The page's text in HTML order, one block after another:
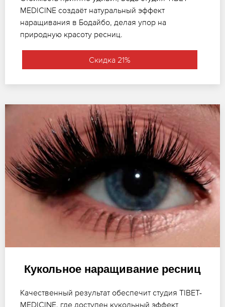
MEDICINE создаёт натуральный эффект
наращивания в Бодайбо, делая упор на
природную красоту ресниц.
Скидка 21%
Кукольное наращивание ресниц
Качественный результат обеспечит студия TIBET-
MEDICINE, где доступен кукольный эффект